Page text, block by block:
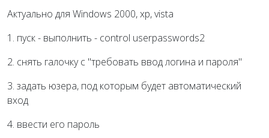
Актуально для Windows 2000, xp, vista
1. пуск - выполнить - control userpasswords2
2. снять галочку с "требовать ввод логина и пароля"
3. задать юзера, под которым будет автоматический
вход
4. ввести его пароль